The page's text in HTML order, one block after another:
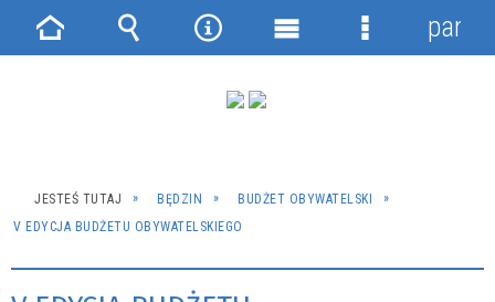
JESTEŚ TUTAJ BĘDZIN
BUDŻET OBYWATELSKI
V EDYCJA BUDŻETU OBYWATELSKIEGO
Strona Wyszukiwarka
NarzędziaMenu
Menu
panel